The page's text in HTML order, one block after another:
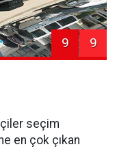
9 9
seçim
en çok çıkan